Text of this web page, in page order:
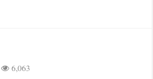
6,063